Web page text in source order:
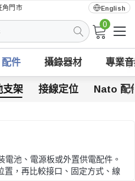
角門市 English
0
配件 攝錄器材 專業
支架 接線定位 Nato 配
池、電源板或外置供電配件。
置，再比較接口、固定方式、線